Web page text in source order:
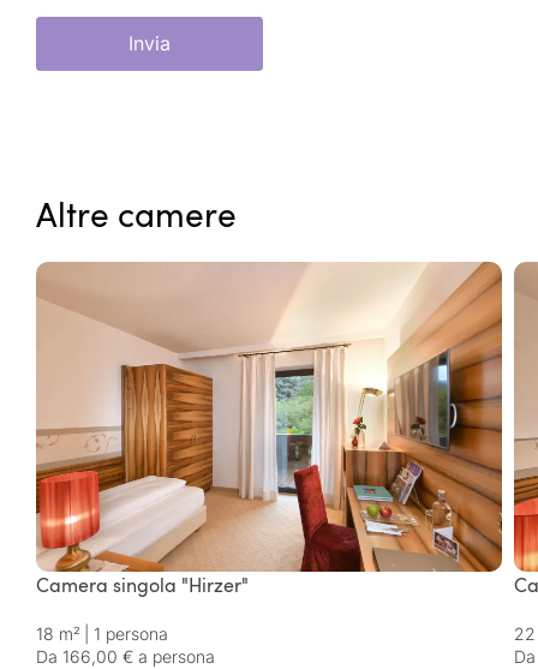
Invia
Altre camere
Camera singola "Hirzer"
18 m²
1 persona
Da 166,00 € a persona
22